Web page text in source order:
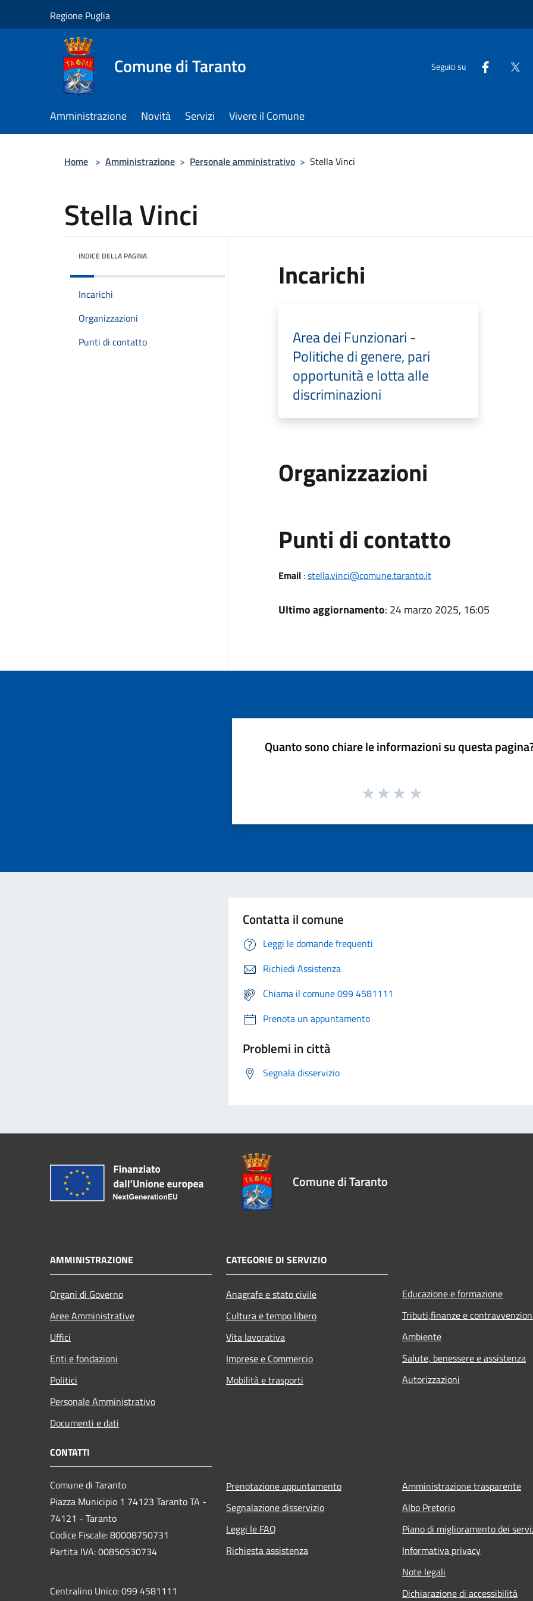
Regione Puglia
Comune di Taranto Seguici su
Amministrazione Novità Servizi Vivere il Comune
Home > Amministrazione > Personale amministrativo > Stella Vinci
Stella Vinci
INDICE DELLA PAGINA
Incarichi
Organizzazioni
Punti di contatto
Incarichi
Area dei Funzionari -
Politiche di genere, pari
opportunità e lotta alle
discriminazioni
Organizzazioni
Punti di contatto
Email:stella.vinci@comune.taranto.it
Ultimo aggiornamento: 24 marzo 2025, 16:05
Quanto sono chiare le informazioni su questa
Contatta il comune
Leggi le domande frequenti
Richiedi Assistenza
Chiama il comune 099 4581111
Prenota un appuntamento
Problemi in città
Segnala disservizio
Comune di Taranto
AMMINISTRAZIONE
Organi di Governo
Aree Amministrative
Uffici
Enti e fondazioni
Politici
Personale Amministrativo
Documenti e dati
CATEGORIE DI SERVIZIO
Anagrafe e stato civile
Cultura e tempo libero
Vita lavorativa
Imprese e Commercio
Mobilità e trasporti
Educazione e formazione
Tributi,finanze e
Ambiente
Salute, benessere e assistenza
Autorizzazioni
CONTATTI
Comune di Taranto
Piazza Municipio 1 74123 Taranto TA -
74121 - Taranto
Codice Fiscale: 80008750731
Partita IVA: 00850530734
Centralino Unico: 099 4581111
Prenotazione appuntamento
Segnalazione disservizio
Leggi le FAQ
Richiesta assistenza
Amministrazione trasparente
Albo Pretorio
Piano di miglioramento dei
Informativa privacy
Note legali
Dichiarazione di accessibilità